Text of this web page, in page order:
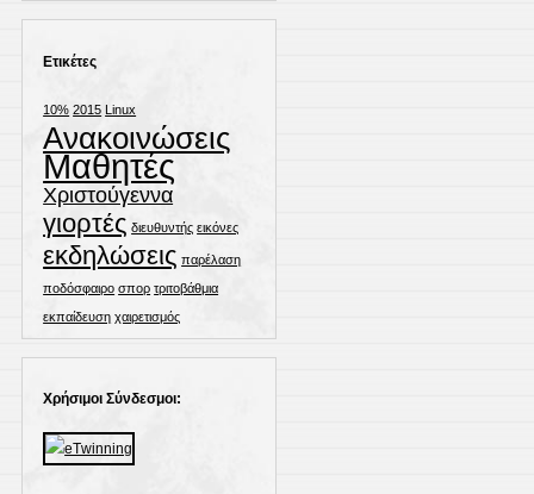
Ετικέτες
10% 2015 Linux
Ανακοινώσεις
Μαθητές
Χριστούγεννα
γιορτές διευθυντής εικόνες
εκδηλώσεις παρέλαση
ποδόσφαιρο σπορ τριτοβάθμια
εκπαίδευση χαιρετισμός
Χρήσιμοι Σύνδεσμοι: